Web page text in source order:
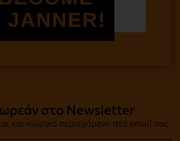
στο Newsletter
καινούργιο περιεχόμενο στο email σας